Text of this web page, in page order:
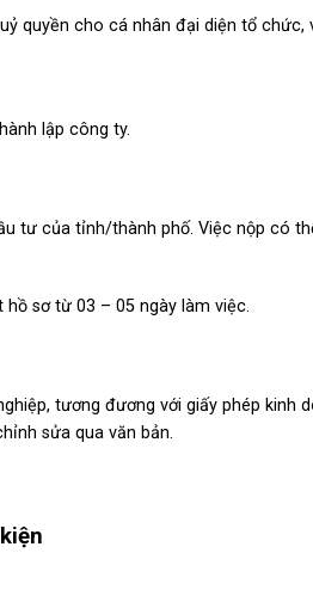
quyền cho cá nhân đại diện tổ chức,
lập công ty.
tư của tỉnh/thành phố. Việc nộp có
hồ sơ từ 03 – 05 ngày làm việc.
tương đương với giấy phép kinh
sửa qua văn bản.